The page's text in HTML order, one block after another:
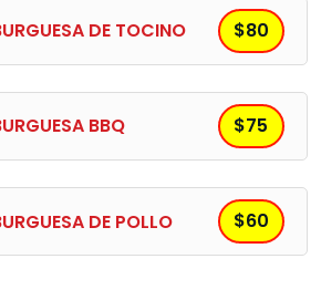
DE TOCINO $80
BBQ $75
DE POLLO $60